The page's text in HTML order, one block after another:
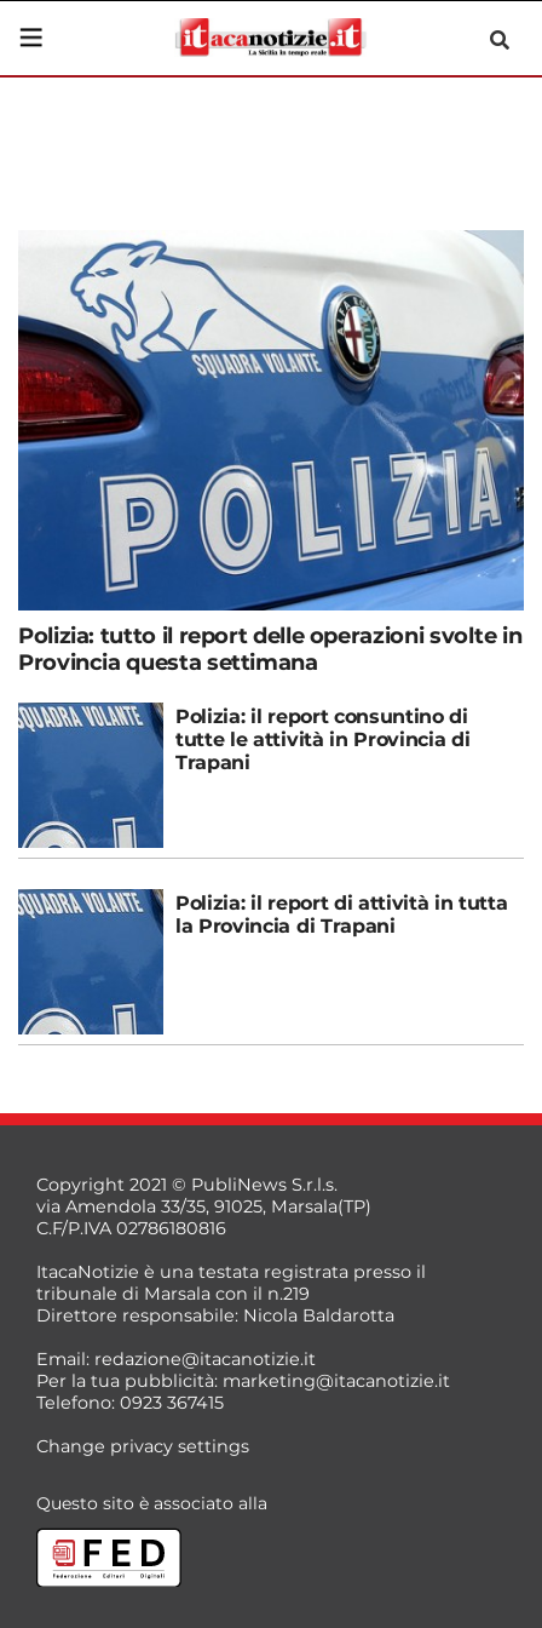
Polizia: tutto il report delle operazioni svolte in
Provincia questa settimana
Polizia: il report consuntino di
tutte le attività in Provincia di
Trapani
Polizia: il report di attività in tutta
la Provincia di Trapani
Copyright 2021 © PubliNews S.r.l.s.
via Amendola 33/35, 91025, Marsala(TP)
C.F/P.IVA 02786180816
ItacaNotizie è una testata registrata presso il
tribunale di Marsala con il n.219
Direttore responsabile: Nicola Baldarotta
Email: redazione@itacanotizie.it
Per la tua pubblicità: marketing@itacanotizie.it
Telefono: 0923 367415
Change privacy settings
Questo sito è associato alla